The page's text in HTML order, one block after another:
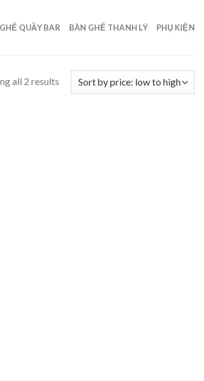
GHẾ QUẦY BAR BÀN GHẾ THANH LÝ PHỤ KIỆN
all 2 results